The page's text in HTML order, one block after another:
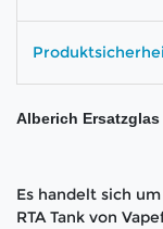
Alberich Ersatzglas
Es handelt sich
RTA Tank von